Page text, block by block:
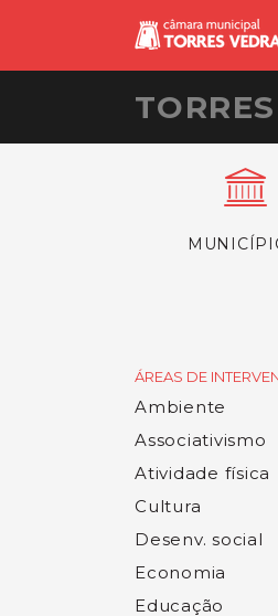
ÁREAS DE
Ambiente
Associativismo
Atividade física
Cultura
Desenv. social
Economia
Educação